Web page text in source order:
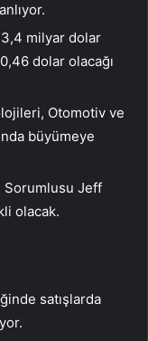
3,4 milyar dolar
dolar olacağı
Otomotiv ve
büyümeye
Sorumlusu Jeff
olacak.
satışlarda